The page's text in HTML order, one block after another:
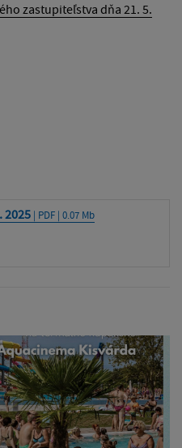
zastupiteľstva dňa 21. 5.
2025 | PDF | 0.07 Mb